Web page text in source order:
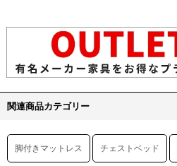
関連商品カテゴリー
脚付きマットレス チェストベッド